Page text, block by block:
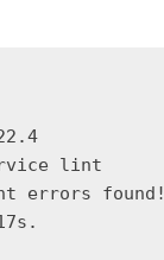
lint
errors found!